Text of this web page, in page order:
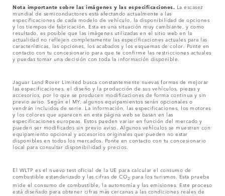
Nota importante sobre las imágenes y las especificaciones. La escasez
mundial de semiconductores está afectando actualmente a las
especificaciones de cada modelo de vehículo, la disponibilidad de opciones
y los tiempos de fabricación. Esta es una situación muy cambiante, y como
resultado, es posible que las imágenes utilizadas en el sitio web en la
actualidad no reflejen completamente las especificaciones actuales para las
características, las opciones, los acabados y los esquemas de color. Ponte en
contacto con tu concesionario para que te confirme las restricciones actuales
y puedas tomar una decisión con toda la información disponible.
Jaguar Land Rover Limited busca constantemente nuevas formas de mejorar
las especificaciones, el diseño y la producción de sus vehículos, piezas y
accesorios, por lo que se producen modificaciones de forma continua y sin
previo aviso. Según el MY, algunos equipamientos serán opcionales o
vendrán incluidos de serie. La información, las especificaciones, los motores
y los colores que aparecen en esta página web se basan en las
especificaciones europeas. Estos pueden variar en función del mercado y
pueden ser modificados sin previo aviso. Algunos vehículos se muestran con
equipamiento opcional y accesorios originales que pueden no estar
disponibles en todos los mercados. Ponte en contacto con tu concesionario
local para consultar disponibilidad y precios.
El WLTP es el nuevo test oficial de la UE para calcular el consumo de
combustible estandarizado y las cifras de CO2 para los turismos. Esta prueba
mide el consumo de combustible, la autonomía y las emisiones. Este proceso
está diseñado para obtener cifras más cercanas a las condiciones reales de